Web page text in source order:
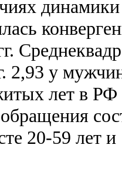
2,93 у
лет в РФ
20-59 лет